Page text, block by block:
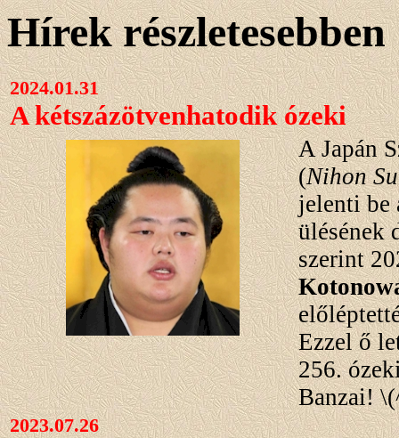
Hírek részletesebben
2024.01.31
A kétszázötvenhatodik ózeki
A Japán
(Nihon
jelenti be
ülésének
szerint
Ezzel ő
256.
Banzai!
2023.07.26